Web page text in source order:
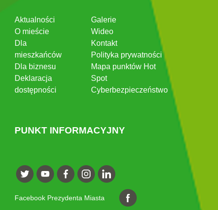
Aktualności
O mieście
Dla
mieszkańców
Dla biznesu
Deklaracja
dostępności
Galerie
Wideo
Kontakt
Polityka prywatności
Mapa punktów Hot
Spot
Cyberbezpieczeństwo
PUNKT INFORMACYJNY
Facebook Prezydenta Miasta